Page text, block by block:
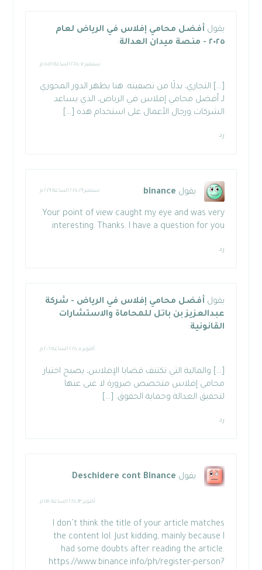
يقول أفضل محامي إفلاس في الرياض لعام
٢٠٢٥ - منصة ميدان العدالة
:
سبتمبر ٧, ٢٠٢٥ الساعة ٥:٥٦ م
[…] التجاري، بدلًا من تصفيته. هنا يظهر الدور المحوري
لـ أفضل محامي إفلاس في الرياض، الذي يساعد
الشركات ورجال الأعمال على استخدام هذه […]
رد
يقول binance
: سبتمبر ٢٩, ٢٠٢٥ الساعة ٢:٢٩ م
Your point of view caught my eye and was very
interesting. Thanks. I have a question for you.
رد
يقول أفضل محامي إفلاس في الرياض - شركة
عبدالعزيز بن باتل للمحاماة والاستشارات
القانونية:
أكتوبر ٥, ٢٠٢٥ الساعة ٢:٠٦ م
[…] والمالية التي تكتنف قضايا الإفلاس، يصبح اختيار
محامي إفلاس متخصص ضرورة لا غنى عنها
لتحقيق العدالة وحماية الحقوق. […]
رد
يقول Deschidere cont Binance
:
أكتوبر ١٣, ٢٠٢٥ الساعة ١:١٨ م
I don’t think the title of your article matches
the content lol. Just kidding, mainly because I
had some doubts after reading the article.
https://www.binance.info/ph/register-person?